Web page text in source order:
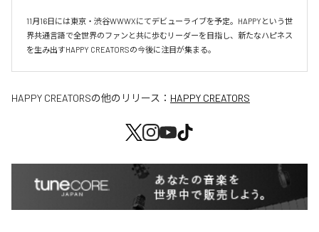
11月16日には東京・渋谷WWWXにてデビューライブを予定。HAPPYという世
界共通言語で全世界のファンと共に歩むリーダーを目指し、新たなハピネス
を生み出すHAPPY CREATORSの今後に注目が集まる。
HAPPY CREATORSの他のリリース： HAPPY CREATORS